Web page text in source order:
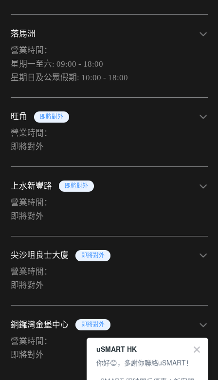
落馬洲
營業時間：
星期一至六: 09:00 - 18:00
星期日及公眾假期: 10:00 - 18:00
旺角 即將對外
營業時間：
即將對外
上水新豐路 即將對外
營業時間：
即將對外
尖沙咀良士大廈 即將對外
營業時間：
即將對外
銅鑼灣金堡中心 即將對外
營業時間：
即將對外
uSMART HK
你好😊，多謝你聯絡uSMART！